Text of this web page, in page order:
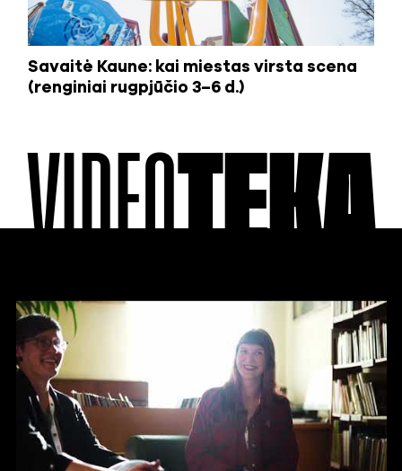
Savaitė Kaune: kai miestas virsta scena
(renginiai rugpjūčio 3–6 d.)
VIDEOTEKA